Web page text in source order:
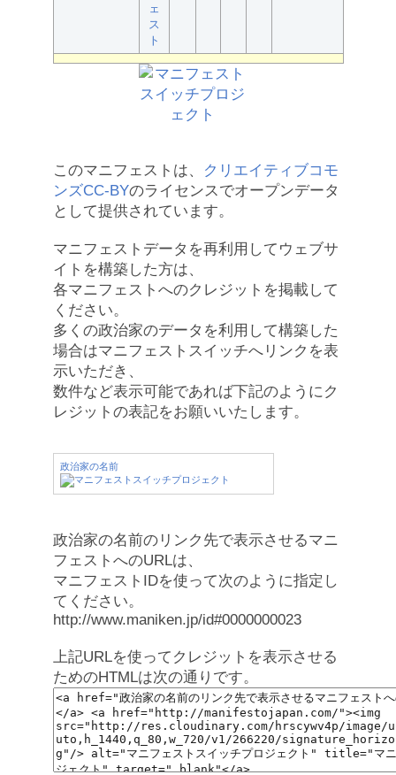
ェ
ス
ト
このマニフェストは、
クリエイティブコモ
ンズCC-BYのライセンスでオープンデータ
として提供されています。
マニフェストデータを再利用してウェブサ
イトを構築した方は、
各マニフェストへのクレジットを掲載して
ください。
多くの政治家のデータを利用して構築した
場合はマニフェストスイッチへリンクを表
示いただき、
数件など表示可能であれば下記のようにク
レジットの表記をお願いいたします。
政治家の名前
政治家の名前のリンク先で表示させるマニ
フェストへのURLは、
マニフェストIDを使って次のように指定し
てください。
http://www.maniken.jp/id#0000000023
上記URLを使ってクレジットを表示させる
ためのHTMLは次の通りです。